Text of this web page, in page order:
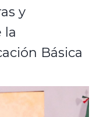
y
la
Básica